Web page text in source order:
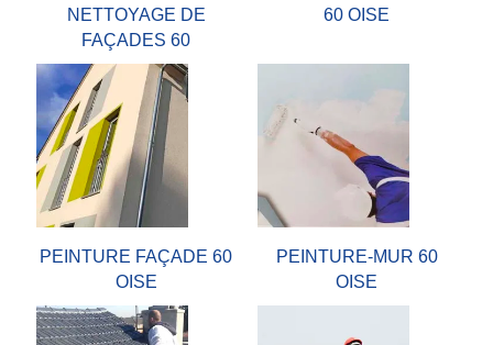
NETTOYAGE DE
FAÇADES 60
60 OISE
PEINTURE FAÇADE 60
OISE
PEINTURE-MUR 60
OISE